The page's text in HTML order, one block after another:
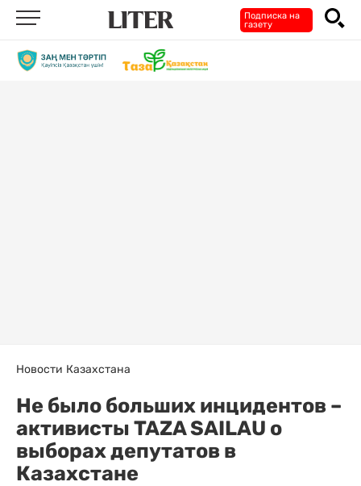
Подписка на
газету
Новости Казахстана
Не было больших инцидентов –
активисты TAZA SAILAU о
выборах депутатов в
Казахстане